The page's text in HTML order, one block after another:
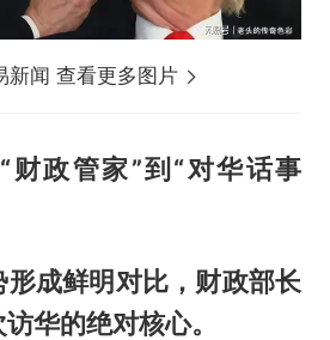
新闻 查看更多图片
财政管家”到“对华话事
成鲜明对比，财政部长
华的绝对核心。